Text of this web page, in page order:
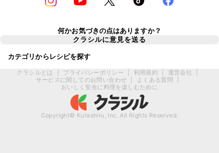
何かお気づきの点はありますか？
クラシルに意見を送る
カテゴリからレシピを探す
クラシルとは プライバシーポリシー 利用規約 運営会社
サービスに関してのお問い合わせ
よくある質問
おいしく安全に料理を楽しむために
Copyright© Kurashiru, Inc. All Rights Reserved.